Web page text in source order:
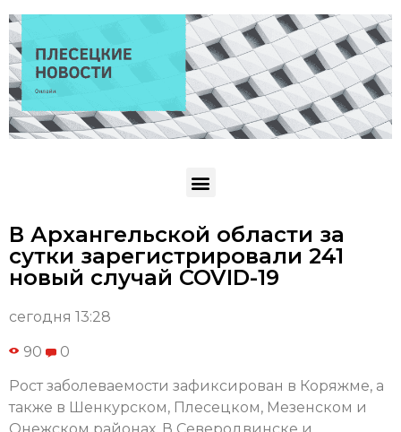
В Архангельской области за
сутки зарегистрировали 241
новый случай COVID-19
сегодня 13:28
90 0
Рост заболеваемости зафиксирован в Коряжме, а
также в Шенкурском, Плесецком, Мезенском и